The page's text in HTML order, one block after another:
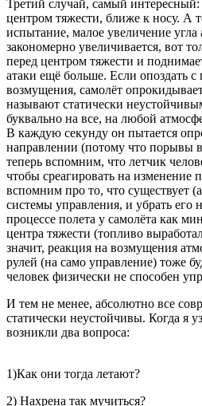
Третий случай, самый
центром тяжести, ближе к носу. А
испытание, малое увеличение
закономерно увеличивается, вот
перед центром тяжести и
атаки ещё больше. Если опоздать
возмущения, самолёт
называют статически
буквально на все, на любой
В каждую секунду он пытается
направлении (потому что порывы
теперь вспомним, что летчик
чтобы среагировать на изменение
вспомним про то, что существует
системы управления, и убрать его
процессе полета у самолёта как
центра тяжести (топливо
значит, реакция на возмущения
рулей (на само управление) тоже
человек физически не способен
И тем не менее, абсолютно все
статически неустойчивы. Когда я
возникли два вопроса:
1)Как они тогда летают?
2) Нахрена так мучиться?